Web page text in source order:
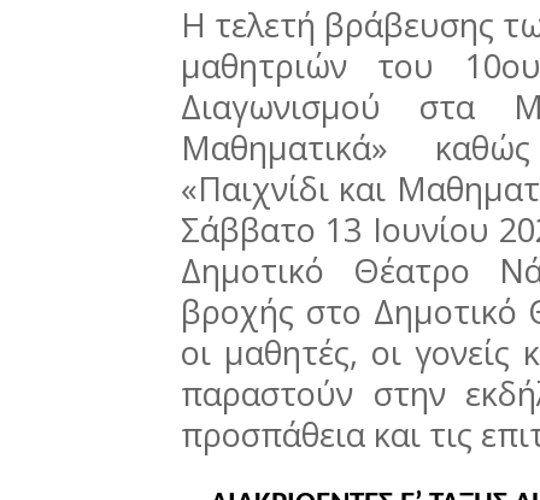
Η τελετή βράβευσης
μαθητριών του
Διαγωνισμού στα
Μαθηματικά»
«Παιχνίδι και
Σάββατο 13 Ιουνίου
Δημοτικό Θέατρο
βροχής στο Δημοτικό
οι μαθητές, οι γονείς
παραστούν στην
προσπάθεια και τις